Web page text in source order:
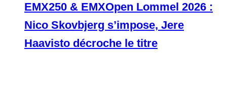
EMX250 & EMXOpen Lommel 2026 :
Nico Skovbjerg s’impose, Jere
Haavisto décroche le titre